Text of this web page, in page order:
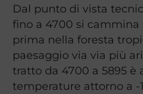
Dal punto di vista
fino a 4700 si
prima nella foresta
paesaggio via via più
tratto da 4700 a 5895 è
temperature attorno a -